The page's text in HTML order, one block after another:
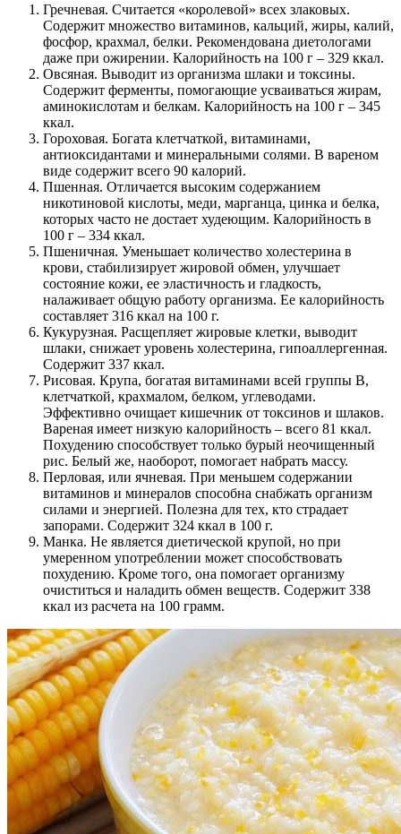
Гречневая. Считается «королевой» всех злаковых.
Содержит множество витаминов, кальций, жиры, калий,
фосфор, крахмал, белки. Рекомендована диетологами
даже при ожирении. Калорийность на 100 г – 329 ккал.
Овсяная. Выводит из организма шлаки и токсины.
Содержит ферменты, помогающие усваиваться жирам,
аминокислотам и белкам. Калорийность на 100 г – 345
ккал.
Гороховая. Богата клетчаткой, витаминами,
антиоксидантами и минеральными солями. В вареном
виде содержит всего 90 калорий.
Пшенная. Отличается высоким содержанием
никотиновой кислоты, меди, марганца, цинка и белка,
которых часто не достает худеющим. Калорийность в
100 г – 334 ккал.
Пшеничная. Уменьшает количество холестерина в
крови, стабилизирует жировой обмен, улучшает
состояние кожи, ее эластичность и гладкость,
налаживает общую работу организма. Ее калорийность
составляет 316 ккал на 100 г.
Кукурузная. Расщепляет жировые клетки, выводит
шлаки, снижает уровень холестерина, гипоаллергенная.
Содержит 337 ккал.
Рисовая. Крупа, богатая витаминами всей группы В,
клетчаткой, крахмалом, белком, углеводами.
Эффективно очищает кишечник от токсинов и шлаков.
Вареная имеет низкую калорийность – всего 81 ккал.
Похудению способствует только бурый неочищенный
рис. Белый же, наоборот, помогает набрать массу.
Перловая, или ячневая. При меньшем содержании
витаминов и минералов способна снабжать организм
силами и энергией. Полезна для тех, кто страдает
запорами. Содержит 324 ккал в 100 г.
Манка. Не является диетической крупой, но при
умеренном употреблении может способствовать
похудению. Кроме того, она помогает организму
очиститься и наладить обмен веществ. Содержит 338
ккал из расчета на 100 грамм.